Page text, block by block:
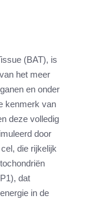
(BAT), is
het meer
en onder
kenmerk van
deze volledig
door
die rijkelijk
dat
in de